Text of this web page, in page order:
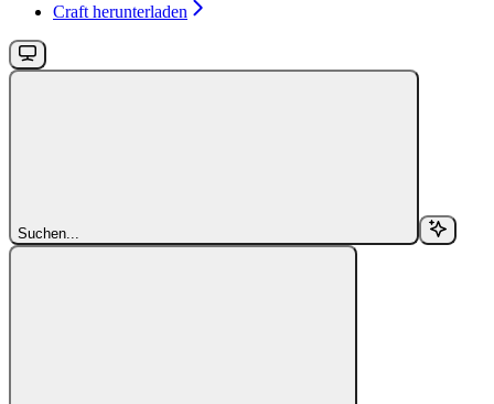
Craft herunterladen
Suchen...